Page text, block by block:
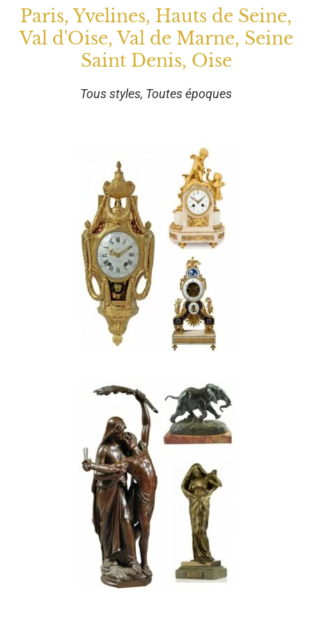
Paris, Yvelines, Hauts de Seine,
Val d'Oise, Val de Marne, Seine
Saint Denis, Oise
Tous styles, Toutes époques